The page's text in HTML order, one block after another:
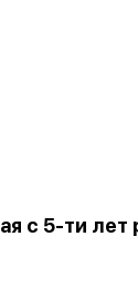
с 5-ти лет